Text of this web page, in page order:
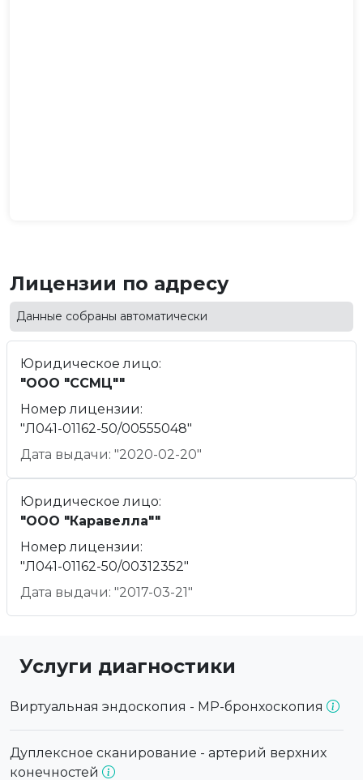
Лицензии по адресу
Данные собраны автоматически
Юридическое лицо:
"ООО "ССМЦ""
Номер лицензии:
"Л041-01162-50/00555048"
Дата выдачи: "2020-02-20"
Юридическое лицо:
"ООО "Каравелла""
Номер лицензии:
"Л041-01162-50/00312352"
Дата выдачи: "2017-03-21"
Услуги диагностики
Виртуальная эндоскопия - МР-бронхоскопия
Дуплексное сканирование - артерий верхних
конечностей